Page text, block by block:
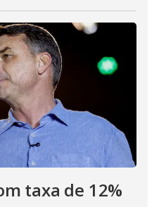
taxa de 12%